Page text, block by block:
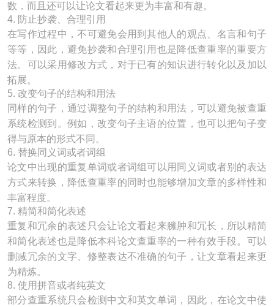
数，而且还可以让论文看起来更为丰富和有趣。
4. 防止抄袭、合理引用
在写作过程中，不可避免会用到其他人的观点、名言和句子
等等，因此，避免抄袭和合理引用也是降低查重率的重要方
法。可以采用修改方式，对于已有的知识进行转化以及加以
拓展。
5. 改变句子的结构和用法
同样的句子，通过调整句子的结构和用法，可以避免被查重
系统检测到。例如，改变句子主语的位置，也可以把句子变
得与原本的形式不同。
6. 替换同义词或者词组
论文中出现的重复单词或者词组可以用同义词或者别的表达
方式来转换，降低查重率的同时也能够增加文章的多样性和
丰富程度。
7. 精简和简化表述
重复和冗余的表述只会让论文看起来臃肿和冗长，所以精简
和简化表述也是降低本科论文查重率的一种有效手段。可以
删减冗余的文字、修整表达不准确的句子，让文章看起来更
为精炼。
8. 使用拼音或者纯英文
部分查重系统只会检测中文和英文单词，因此，在论文中使